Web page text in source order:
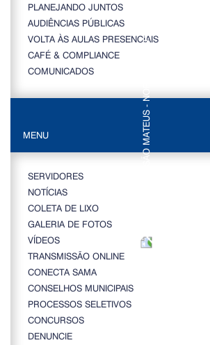
PLANEJANDO JUNTOS
AUDIÊNCIAS PÚBLICAS
VOLTA ÀS AULAS PRESENCIAIS
CAFÉ & COMPLIANCE
COMUNICADOS
MENU
SERVIDORES
NOTÍCIAS
COLETA DE LIXO
GALERIA DE FOTOS
VÍDEOS
TRANSMISSÃO ONLINE
CONECTA SAMA
CONSELHOS MUNICIPAIS
PROCESSOS SELETIVOS
CONCURSOS
DENUNCIE